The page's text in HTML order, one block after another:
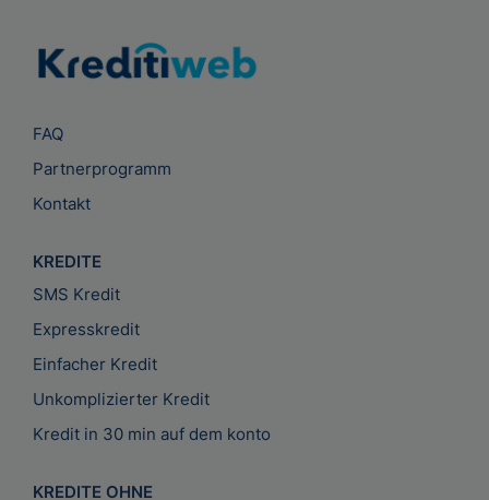
FAQ
Partnerprogramm
Kontakt
KREDITE
SMS Kredit
Expresskredit
Einfacher Kredit
Unkomplizierter Kredit
Kredit in 30 min auf dem konto
KREDITE OHNE